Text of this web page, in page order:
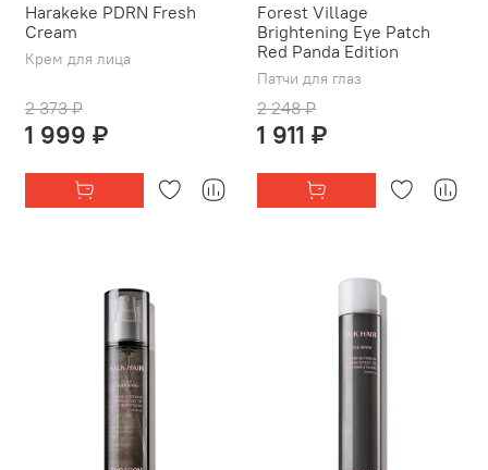
Harakeke PDRN Fresh
Cream
Крем для лица
2 373 ₽
1 999 ₽
Forest Village
Brightening Eye Patch
Red Panda Edition
Патчи для глаз
2 248 ₽
1 911 ₽